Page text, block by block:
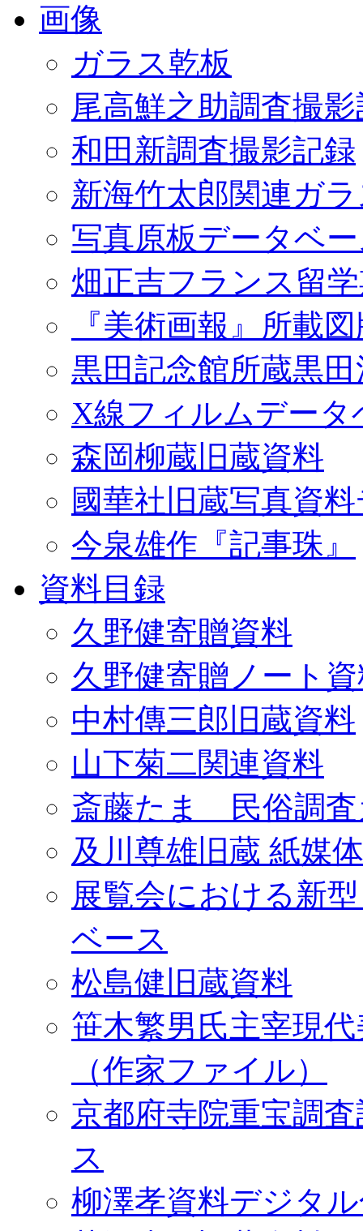
画像
ガラス乾板
尾高鮮之助調査撮
和田新調査撮影記録
新海竹太郎関連ガ
写真原板データベ
畑正吉フランス留
『美術画報』所載
黒田記念館所蔵黒
X線フィルムデータ
森岡柳蔵旧蔵資料
國華社旧蔵写真資
今泉雄作『記事珠』
資料目録
久野健寄贈資料
久野健寄贈ノート
中村傳三郎旧蔵資料
山下菊二関連資料
斎藤たま 民俗調査
及川尊雄旧蔵 紙媒
展覧会における新
ベース
松島健旧蔵資料
笹木繁男氏主宰現
（作家ファイル）
京都府寺院重宝調
ス
柳澤孝資料デジタ